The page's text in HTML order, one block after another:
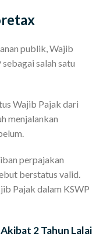
publik, Wajib
salah satu
Wajib Pajak dari
menjalankan
perpajakan
berstatus valid.
Pajak dalam KSWP
2 Tahun Lalai